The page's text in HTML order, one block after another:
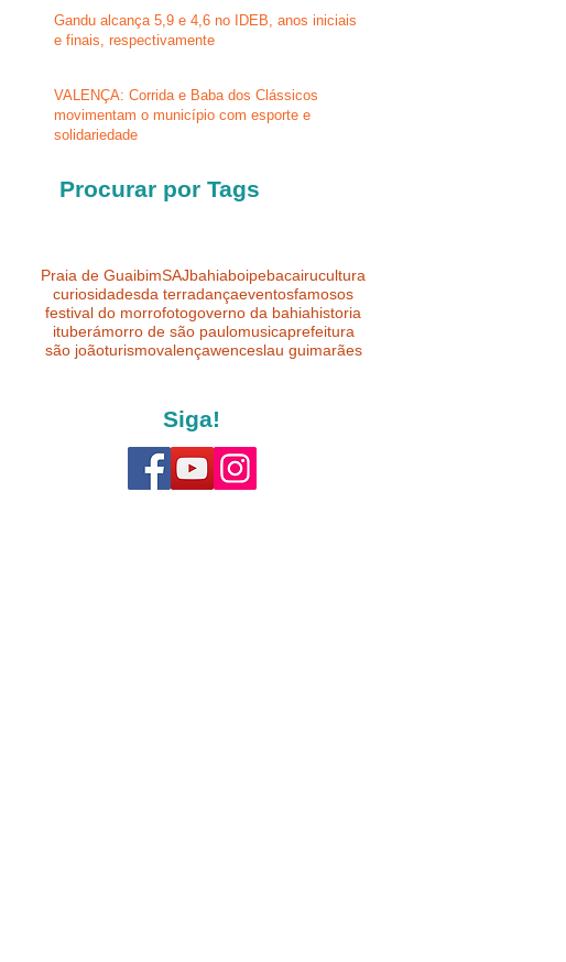
Gandu alcança 5,9 e 4,6 no IDEB, anos iniciais
e finais, respectivamente
VALENÇA: Corrida e Baba dos Clássicos
movimentam o município com esporte e
solidariedade
Procurar por Tags
Praia de GuaibimSAJbahiaboipebacairucultura
curiosidadesda terradançaeventosfamosos
festival do morrofotogoverno da bahiahistoria
ituberámorro de são paulomusicaprefeitura
são joãoturismovalençawenceslau guimarães
Siga!